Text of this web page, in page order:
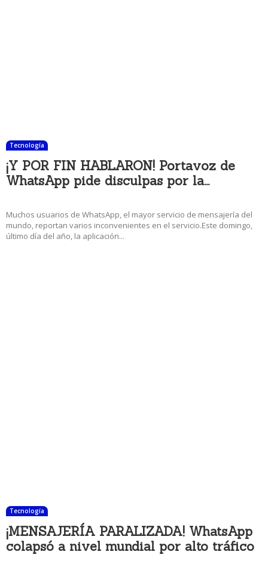
Tecnología
¡Y POR FIN HABLARON! Portavoz de
WhatsApp pide disculpas por la...
Muchos usuarios de WhatsApp, el mayor servicio de mensajería del
mundo, reportan varios inconvenientes en el servicio.Este domingo,
último día del año, la aplicación...
Tecnología
¡MENSAJERÍA PARALIZADA! WhatsApp
colapsó a nivel mundial por alto tráfico